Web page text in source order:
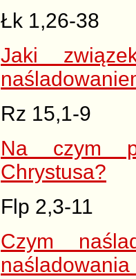
Łk 1,26-38
Jaki
Rz 15,1-9
Na czym
Chrystusa?
Flp 2,3-11
Czym